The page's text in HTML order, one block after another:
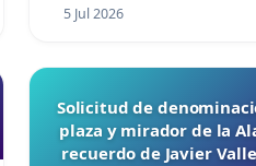
5 Jul 2026
Solicitud de
plaza y mirador de la
recuerdo de Javier